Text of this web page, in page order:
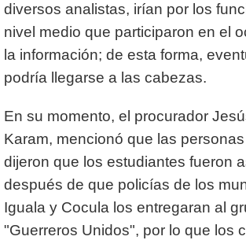
diversos analistas, irían por los
nivel medio que participaron en el
la información; de esta forma,
podría llegarse a las cabezas.
En su momento, el procurador
Karam, mencionó que las
dijeron que los estudiantes fueron
después de que policías de los
Iguala y Cocula los entregaran al
"Guerreros Unidos", por lo que los